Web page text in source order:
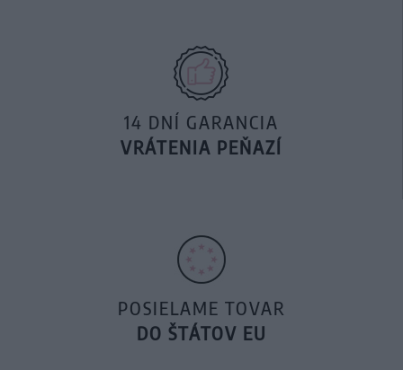
14 DNÍ GARANCIA
VRÁTENIA PEŇAZÍ
POSIELAME TOVAR
DO ŠTÁTOV EU